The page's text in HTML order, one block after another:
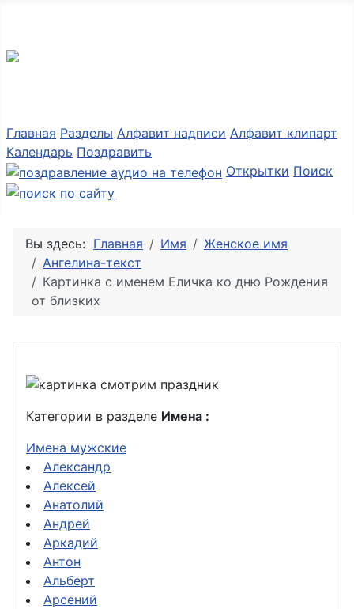
Главная Разделы Алфавит надписи Алфавит клипарт
Календарь Поздравить
Открытки Поиск
Вы здесь: Главная Имя
Женское имя
Ангелина-текст
Картинка с именем Еличка ко дню Рождения
от близких
Категории в разделе Имена :
Имена мужские
Александр
Алексей
Анатолий
Андрей
Аркадий
Антон
Альберт
Арсений